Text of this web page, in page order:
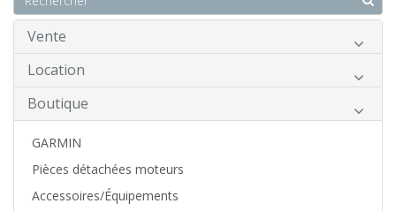
Vente
Location
Boutique
GARMIN
Pièces détachées moteurs
Accessoires/Équipements